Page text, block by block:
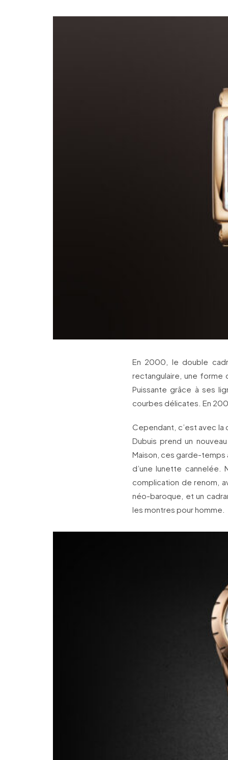
En 2000, le double
rectangulaire, une forme
Puissante grâce à ses
courbes délicates. En
Cependant, c’est avec la
Dubuis prend un
Maison, ces garde-
d’une lunette cannelée.
complication de renom,
néo-baroque, et un
les montres pour homme.